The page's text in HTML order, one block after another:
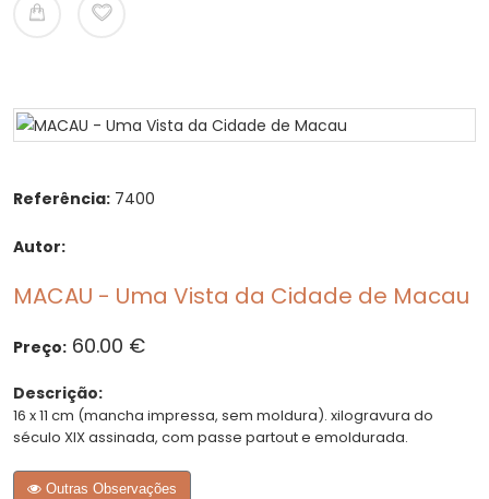
Referência: 7400
Autor:
MACAU - Uma Vista da Cidade de Macau
Preço: 60.00 €
Descrição:
16 x 11 cm (mancha impressa, sem moldura). xilogravura do
século XIX assinada, com passe partout e emoldurada.
Outras Observações